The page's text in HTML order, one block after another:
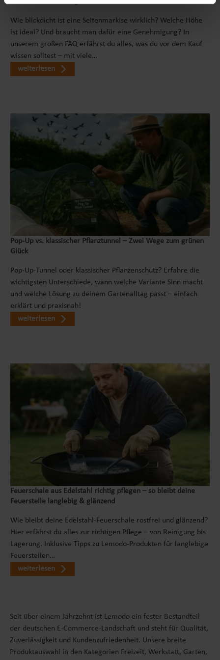
Dank des beweglichen Baggerarms werden, im
Vergleich zu einem reinen Rutschauto, weitere
Muskelgruppen und Bewegungsabläufe gefördert. Je
nach Alter reichen die Lerneffekte von grobmotorischen
Fähigkeiten über Gleichgewichtstraining bis hin zur
Verbesserung der Geschicklichkeit. Es ist ein effektives
Werkzeug, um die motorische Entwicklung auf
unserem Aufsitzbagger werden die Träume der Kinder
wahr! Ausgestattet mit einer beweglichen
Baggerschaufel und einem interaktiven Soundlenkrad
sorgt es für stundenlange Unterhaltung und Spielspaß.
Der Bagger zum draufsitzen bietet Deinem Kind die
Möglichkeit, seine Umgebung auf spannende Weise zu
erkunden und neue Abenteuer zu erleben. Die
bewegliche Baggerschaufel ermöglicht es dem kleinen
Entdecker, spielerisch mit Sand, Erde oder anderen
Materialien zu interagieren. Es fördert die Feinmotorik
und regt die Fantasie an, während dein Kind seine
eigenen kleinen Baustellen erschafft. Das Soundlenkrad
bietet zusätzliche Unterhaltung, indem es realistische
Geräusche abspielt. Dein Kind wird begeistert sein, die
verschiedenen Klänge zu entdecken und damit zu
spielen. Mit diesem Kinder Bagger kann Dein Kind die
Welt um sich herum erkunden und seine Sinne schärfen.
Es kann neue Orte entdecken, Hindernisse überwinden
und seine motorischen Fähigkeiten weiterentwickeln.
versetzen, sei es als Bauarbeiter oder Abenteurer.
HOCHWERTIGE QUALITÄT Das Rutschfahrzeug ist robust
und sicher konstruiert, um den Anforderungen kleiner
Entdecker gerecht zu werden. Es bietet eine stabile und
sichere Fahrt, während dein Kind die Kontrolle über das
Lenkrad hat und seine Bewegungsfreiheit genießt. Egal
ob drinnen oder draußen, der Kinderbagger zum
draufsitzen ist ein zuverlässiger Begleiter für
aufregende Erkundungen. Unser Rutscherfahrzeug ist
weit mehr als nur ein einfaches Spielzeugauto. Es ist ein
offizielles Lizenzprodukt des renommierten
Baumaschinenherstellers Caterpillar, was für höchste
echten Baumaschinen von Caterpillar wurde bei der
Herstellung unseres Kinderrutschers großer Wert auf
Langlebigkeit und Stabilität gelegt. Das Rutschauto
wurde aus robustem Kunststoff gefertigt, der den
Herausforderungen selbst der wildesten Abenteuer
gelegt, scharfe Kanten und Übergänge zu vermeiden,
um Verletzungen zu verhindern. FÖRDERUNG DES
SOZIALEN LERNENS Unser Rutscherauto ist nicht nur ein
Kinderfahrzeug für puren Spaß und Bewegung, sondern
Seitenmarkise richtig wählen: FAQ zu Sicht- & Windschutz
Wie blickdicht ist eine Seitenmarkise wirklich? Welche Höhe
ist ideal? Und braucht man dafür eine Genehmigung? In
unserem großen FAQ erfährst du alles, was du vor dem Kauf
wissen solltest – mit viele…
weiterlesen
Pop‑Up vs. klassischer Pflanztunnel – Zwei Wege zum grünen
Glück
Pop-Up-Tunnel oder klassischer Pflanzenschutz? Erfahre die
wichtigsten Unterschiede, wann welche Variante Sinn macht
und welche Lösung zu deinem Gartenalltag passt – einfach
erklärt und praxisnah!
weiterlesen
Feuerschale aus Edelstahl richtig pflegen – so bleibt deine
Feuerstelle langlebig & glänzend
Wie bleibt deine Edelstahl-Feuerschale rostfrei und glänzend?
Hier erfährst du alles zur richtigen Pflege – von Reinigung bis
Lagerung. Inklusive Tipps zu Lemodo-Produkten für langlebige
Feuerstellen…
weiterlesen
Seit über einem Jahrzehnt ist Lemodo ein fester Bestandteil
der deutschen E-Commerce-Landschaft und steht für Qualität,
Zuverlässigkeit und Kundenzufriedenheit. Unsere breite
Produktauswahl in den Kategorien Freizeit, Werkstatt, Garten,